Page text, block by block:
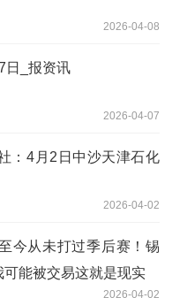
2026-04-08
日_报资讯
2026-04-07
：4月2日中沙天津石化
2026-04-02
今从未打过季后赛！锡
能被交易这就是现实
2026-04-02